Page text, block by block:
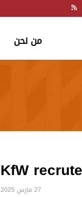
من نحن
KfW
27 مارس 2025